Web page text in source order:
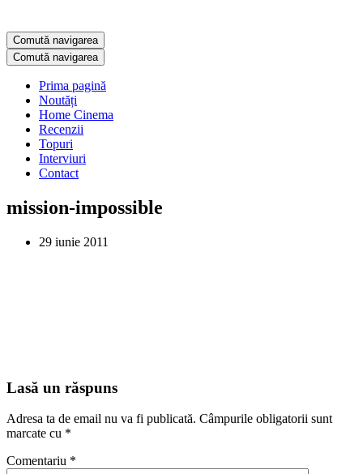
Comută navigarea
Comută navigarea
Prima pagină
Noutăți
Home Cinema
Recenzii
Topuri
Interviuri
Contact
mission-impossible
29 iunie 2011
Lasă un răspuns
Adresa ta de email nu va fi publicată. Câmpurile obligatorii sunt
marcate cu *
Comentariu *